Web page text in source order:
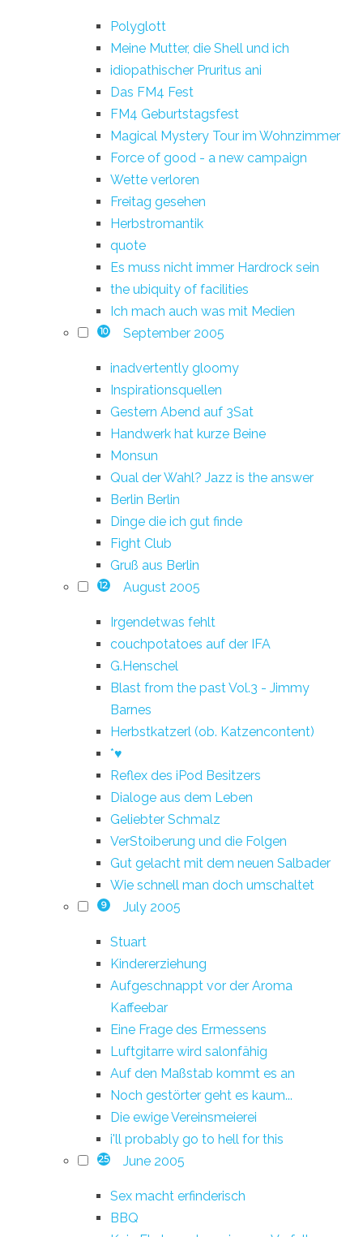
Polyglott
Meine Mutter, die Shell und ich
idiopathischer Pruritus ani
Das FM4 Fest
FM4 Geburtstagsfest
Magical Mystery Tour im Wohnzimmer
Force of good - a new campaign
Wette verloren
Freitag gesehen
Herbstromantik
quote
Es muss nicht immer Hardrock sein
the ubiquity of facilities
Ich mach auch was mit Medien
10 September 2005
inadvertently gloomy
Inspirationsquellen
Gestern Abend auf 3Sat
Handwerk hat kurze Beine
Monsun
Qual der Wahl? Jazz is the answer
Berlin Berlin
Dinge die ich gut finde
Fight Club
Gruß aus Berlin
12 August 2005
Irgendetwas fehlt
couchpotatoes auf der IFA
G.Henschel
Blast from the past Vol.3 - Jimmy
Barnes
Herbstkatzerl (ob. Katzencontent)
*♥
Reflex des iPod Besitzers
Dialoge aus dem Leben
Geliebter Schmalz
VerStoiberung und die Folgen
Gut gelacht mit dem neuen Salbader
Wie schnell man doch umschaltet
9 July 2005
Stuart
Kindererziehung
Aufgeschnappt vor der Aroma
Kaffeebar
Eine Frage des Ermessens
Luftgitarre wird salonfähig
Auf den Maßstab kommt es an
Noch gestörter geht es kaum...
Die ewige Vereinsmeierei
i'll probably go to hell for this
25 June 2005
Sex macht erfinderisch
BBQ